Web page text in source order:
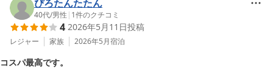
ぴろたんたたん
40代/男性 | 1件のクチコミ
4 2026年5月11日投稿
レジャー 家族 2026年5月宿泊
コスパ最高です。